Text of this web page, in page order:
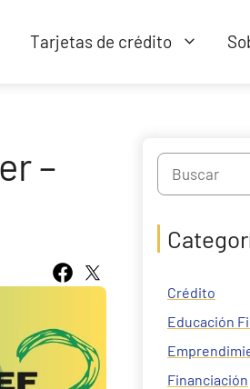
Tarjetas de crédito
–
Search
Crédito
Educación
Financiación